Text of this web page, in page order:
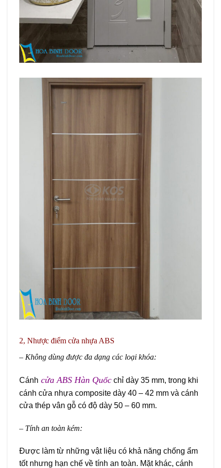
2, Nhược điểm cửa nhựa ABS
– Không dùng được đa dạng các loại khóa:
Cánh cửa ABS Hàn Quốc chỉ dày 35 mm, trong khi
cánh cửa nhựa composite dày 40 – 42 mm và cánh
cửa thép vân gỗ có độ dày 50 – 60 mm.
– Tính an toàn kém:
Được làm từ những vật liệu có khả năng chống ẩm
tốt nhưng hạn chế về tính an toàn. Mặt khác, cánh